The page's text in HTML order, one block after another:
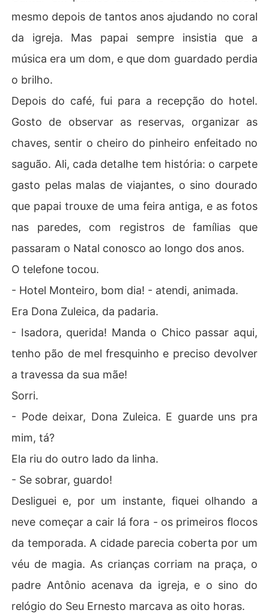
mesmo depois de tantos anos ajudando no coral
da igreja. Mas papai sempre insistia que a
música era um dom, e que dom guardado perdia
o brilho.
Depois do café, fui para a recepção do hotel.
Gosto de observar as reservas, organizar as
chaves, sentir o cheiro do pinheiro enfeitado no
saguão. Ali, cada detalhe tem história: o carpete
gasto pelas malas de viajantes, o sino dourado
que papai trouxe de uma feira antiga, e as fotos
nas paredes, com registros de famílias que
passaram o Natal conosco ao longo dos anos.
O telefone tocou.
- Hotel Monteiro, bom dia! - atendi, animada.
Era Dona Zuleica, da padaria.
- Isadora, querida! Manda o Chico passar aqui,
tenho pão de mel fresquinho e preciso devolver
a travessa da sua mãe!
Sorri.
- Pode deixar, Dona Zuleica. E guarde uns pra
mim, tá?
Ela riu do outro lado da linha.
- Se sobrar, guardo!
Desliguei e, por um instante, fiquei olhando a
neve começar a cair lá fora - os primeiros flocos
da temporada. A cidade parecia coberta por um
véu de magia. As crianças corriam na praça, o
padre Antônio acenava da igreja, e o sino do
relógio do Seu Ernesto marcava as oito horas.